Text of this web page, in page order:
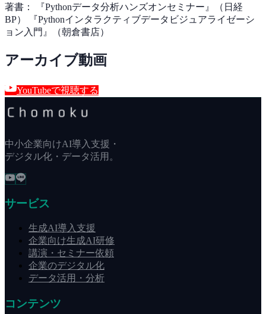
著書： 『Pythonデータ分析ハンズオンセミナー』（日経
BP） 『Pythonインタラクティブデータビジュアライゼーシ
ョン入門』（朝倉書店）
アーカイブ動画
YouTubeで視聴する
中小企業向けAI導入支援・
デジタル化・データ活用。
サービス
生成AI導入支援
企業向け生成AI研修
講演・セミナー依頼
企業のデジタル化
データ活用・分析
コンテンツ